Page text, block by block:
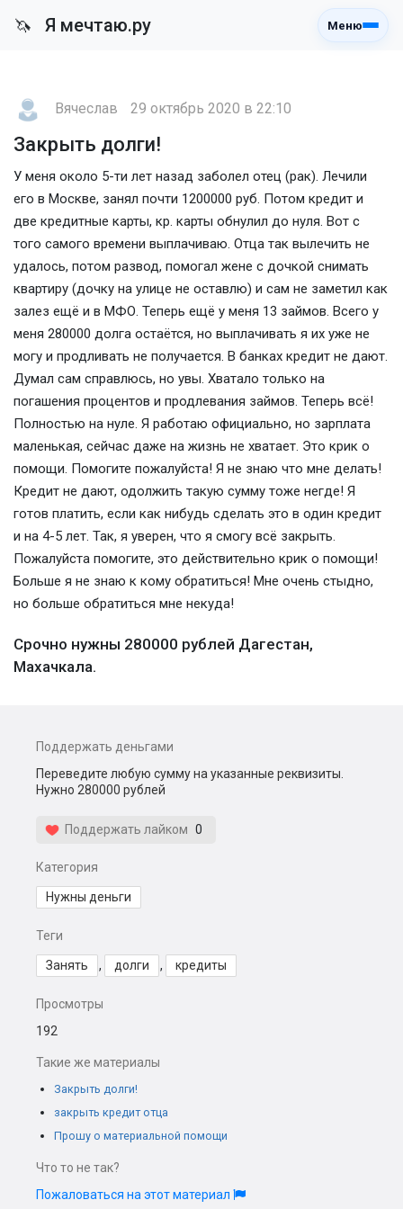
🦄 Я мечтаю.ру Меню
Вячеслав 29 октябрь 2020 в 22:10
Закрыть долги!
У меня около 5-ти лет назад заболел отец (рак). Лечили
его в Москве, занял почти 1200000 руб. Потом кредит и
две кредитные карты, кр. карты обнулил до нуля. Вот с
того самого времени выплачиваю. Отца так вылечить не
удалось, потом развод, помогал жене с дочкой снимать
квартиру (дочку на улице не оставлю) и сам не заметил как
залез ещё и в МФО. Теперь ещё у меня 13 займов. Всего у
меня 280000 долга остаётся, но выплачивать я их уже не
могу и продливать не получается. В банках кредит не дают.
Думал сам справлюсь, но увы. Хватало только на
погашения процентов и продлевания займов. Теперь всё!
Полностью на нуле. Я работаю официально, но зарплата
маленькая, сейчас даже на жизнь не хватает. Это крик о
помощи. Помогите пожалуйста! Я не знаю что мне делать!
Кредит не дают, одолжить такую сумму тоже негде! Я
готов платить, если как нибудь сделать это в один кредит
и на 4-5 лет. Так, я уверен, что я смогу всё закрыть.
Пожалуйста помогите, это действительно крик о помощи!
Больше я не знаю к кому обратиться! Мне очень стыдно,
но больше обратиться мне некуда!
Срочно нужны 280000 рублей Дагестан,
Махачкала.
Поддержать деньгами
Переведите любую сумму на указанные реквизиты.
Нужно 280000 рублей
Поддержать лайком 0
Категория
Нужны деньги
Теги
Занять , долги , кредиты
Просмотры
192
Такие же материалы
Закрыть долги!
закрыть кредит отца
Прошу о материальной помощи
Что то не так?
Пожаловаться на этот материал